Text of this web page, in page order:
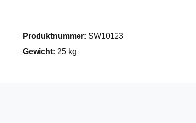
Produktnummer: SW10123
Gewicht: 25 kg